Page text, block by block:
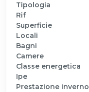
Tipologia
Rif
Superficie
Locali
Bagni
Camere
Classe energetica
Ipe
Prestazione inverno